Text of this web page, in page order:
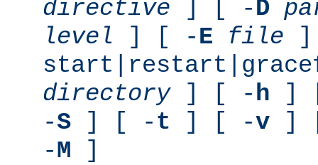
directive ] [ -D
level ] [ -E file
directory] [ -h ]
-S ] [ -t ] [ -v ]
-M ]